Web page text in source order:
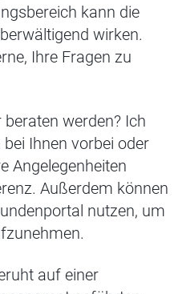
kann die
wirken.
Ihre Fragen zu
werden? Ich
Ihnen vorbei oder
Angelegenheiten
Außerdem können
nutzen, um
auf einer